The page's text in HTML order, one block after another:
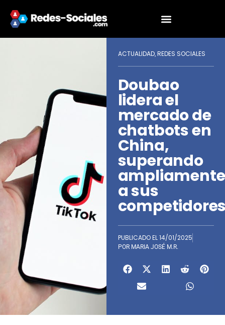
ACTUALIDAD, REDES SOCIALES
Doubao
lidera el
mercado de
chatbots en
China,
superando
ampliamente
a sus
PUBLICADO EL14/01/2025
POR MARIA JOSÉ M.R.